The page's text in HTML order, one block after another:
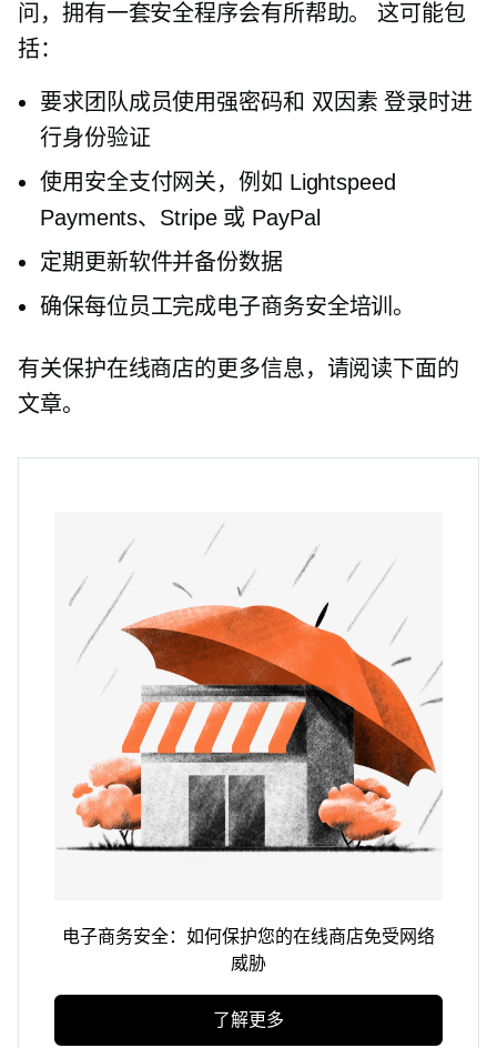
问，拥有一套安全程序会有所帮助。 这可能包
括：
要求团队成员使用强密码和 双因素 登录时进
行身份验证
使用安全支付网关，例如 Lightspeed
Payments、Stripe 或 PayPal
定期更新软件并备份数据
确保每位员工完成电子商务安全培训。
有关保护在线商店的更多信息，请阅读下面的
文章。
电子商务安全：如何保护您的在线商店免受网络
威胁
了解更多